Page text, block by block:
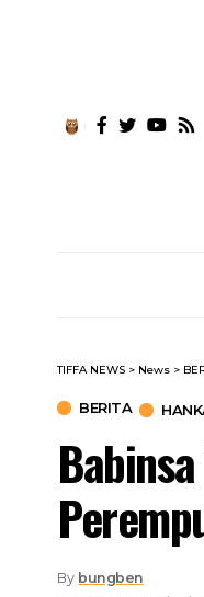
TIFFA NEWS > News >
BERITA
By bungben